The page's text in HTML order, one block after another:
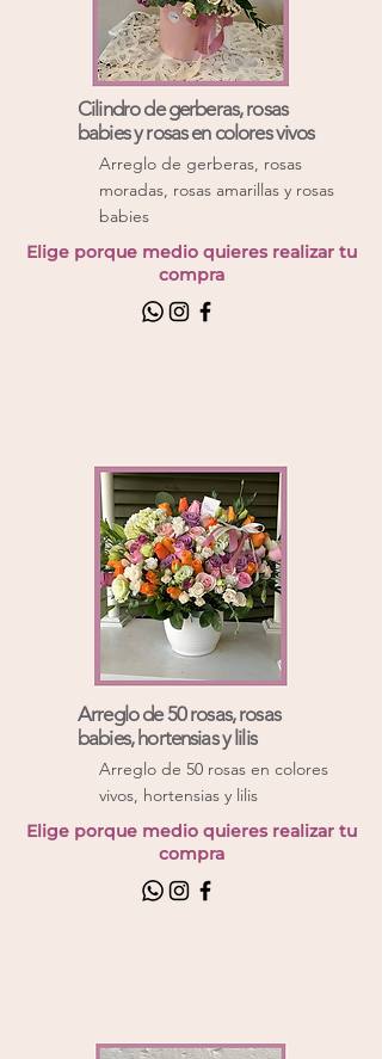
Cilindro de gerberas, rosas
babies y rosas en colores vivos
Arreglo de gerberas, rosas
moradas, rosas amarillas y rosas
babies
Elige porque medio quieres realizar tu
compra
Arreglo de 50 rosas, rosas
babies, hortensias y lilis
Arreglo de 50 rosas en colores
vivos, hortensias y lilis
Elige porque medio quieres realizar tu
compra